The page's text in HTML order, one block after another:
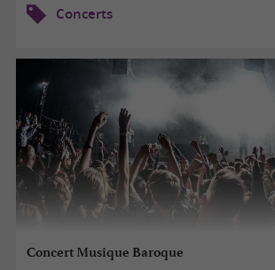
Concerts
Concert Musique Baroque